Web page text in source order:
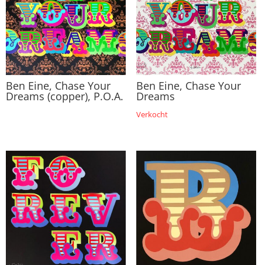
Ben Eine, Chase Your
Dreams (copper), P.O.A.
Ben Eine, Chase Your
Dreams
Verkocht